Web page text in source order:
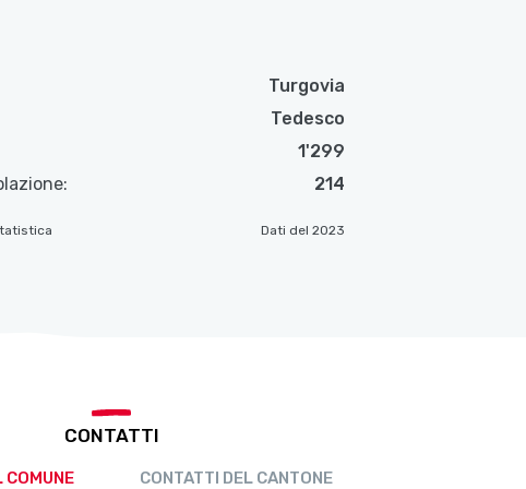
Turgovia
Tedesco
1'299
214
Dati del 2023
CONTATTI
COMUNE CONTATTI DEL CANTONE